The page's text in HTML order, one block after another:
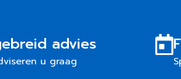
advies
u graag